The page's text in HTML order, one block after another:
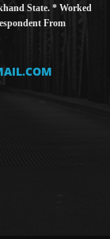
State. * Worked
From